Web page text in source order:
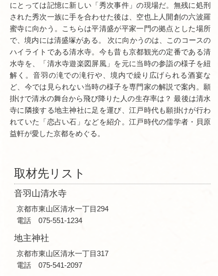
にとっては記憶に新しい「秀次事件」の現場だ。無残に処刑
された秀次一族に手を合わせた後は、空也上人開創の六波羅
蜜寺に向かう。こちらは平清盛が平家一門の拠点とした場所
で、境内には清盛塚がある。 次に向かうのは、このコースの
ハイライトである清水寺。今も昔も京都観光の定番である清
水寺を、「清水寺遊楽図屏風」を元に当時の参詣の様子を紐
解く。音羽の滝での滝行や、境内で繰り広げられる酒宴な
ど、今では見られない当時の様子を専門家の解説で案内。願
掛けで清水の舞台から飛び降りた人の生存率は？ 最後は清水
寺に隣接する地主神社に足を運び、江戸時代も願掛けが行わ
れていた「恋占い石」などを紹介。江戸時代の儒学者・貝原
益軒が愛した京都をめぐる。
取材先リスト
音羽山清水寺
京都市東山区清水一丁目294
電話 075-551-1234
地主神社
京都市東山区清水一丁目317
電話 075-541-2097